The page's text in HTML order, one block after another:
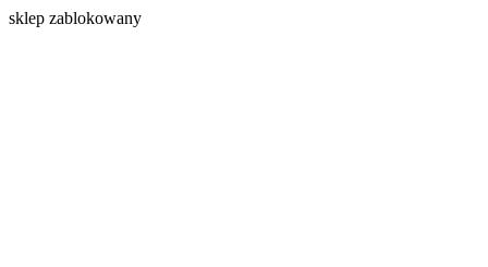
sklep zablokowany